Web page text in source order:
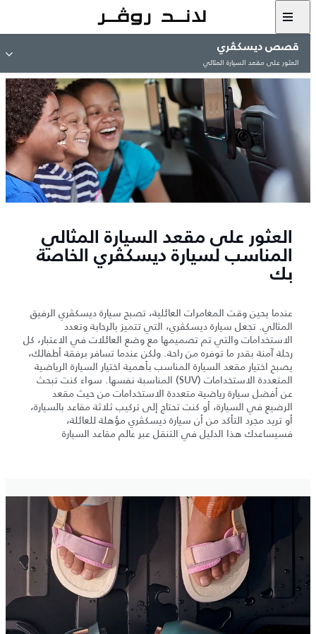
قصص ديسكڤري
العثور على مقعد السيارة المثالي
العثور على مقعد السيارة المثالي
المناسب لسيارة ديسكڤري الخاصة
بك
عندما يحين وقت المغامرات العائلية، تصبح سيارة ديسكڤري الرفيق
المثالي. تجعل سيارة ديسكڤري، التي تتميز بالرحابة وتعدد
الاستخدامات والتي تم تصميمها مع وضع العائلات في الاعتبار، كل
رحلة آمنة بقدر ما توفره من راحة. ولكن عندما تسافر برفقة أطفالك،
يصبح اختيار مقعد السيارة المناسب بأهمية اختيار السيارة الرياضية
المتعددة الاستخدامات (SUV) المناسبة نفسها. سواء كنت تبحث
عن أفضل سيارة رياضية متعددة الاستخدامات من حيث مقعد
الرضيع في السيارة، أو كنت تحتاج إلى تركيب ثلاثة مقاعد بالسيارة،
أو تريد مجرد التأكد من أن سيارة ديسكڤري مؤهلة للعائلة،
فسيساعدك هذا الدليل في التنقل عبر عالم مقاعد السيارة